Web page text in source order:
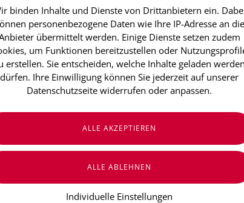
€ 14,90
€ 31,04 / 100 ml
Preis inkl. MwSt.
zzgl. Versandkosten
binden Inhalte und Dienste von Drittanbietern ein.
personenbezogene Daten wie Ihre IP-Adresse an die
übermittelt werden. Einige Dienste setzen zudem
um Funktionen bereitzustellen oder
erstellen. Sie entscheiden, welche Inhalte geladen werden
dürfen. Ihre Einwilligung können Sie jederzeit auf unserer
Datenschutzseite widerrufen oder anpassen.
Individuelle Einstellungen